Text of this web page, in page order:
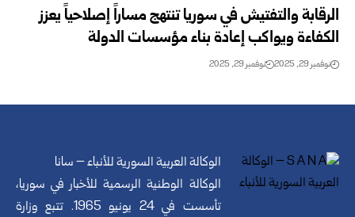
الرقابة والتفتيش في سوريا تنتهج مساراً إصلاحياً يعزز
الكفاءة ويواكب إعادة بناء مؤسسات الدولة
نوفمبر 29, 2025 نوفمبر 29, 2025
الوكالة العربية السورية للأنباء – سانا
الوكالة الوطنية الرسمية للأخبار في سوريا،
تأسست في 24 يونيو 1965. تتبع وزارة